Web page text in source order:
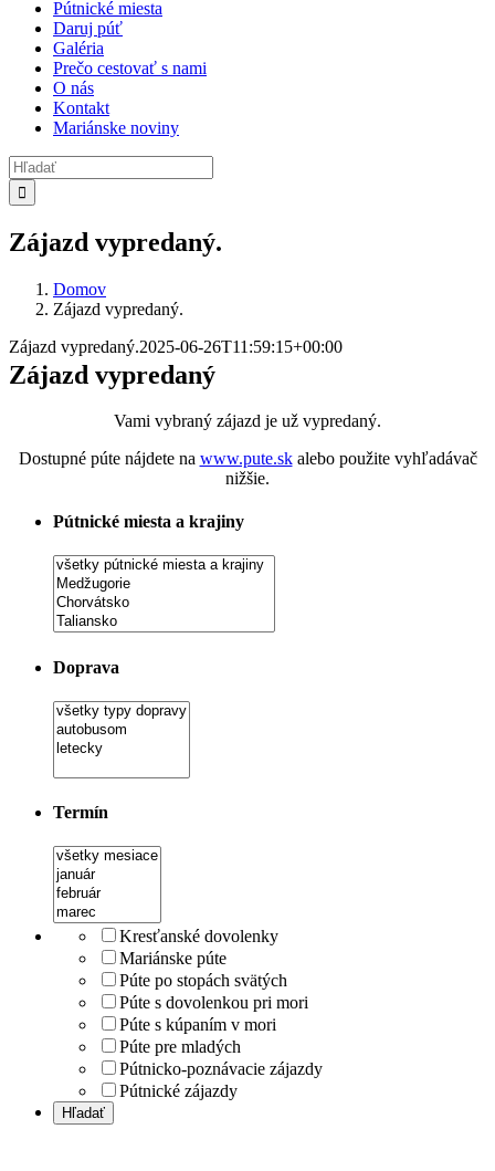
Pútnické miesta
Daruj púť
Galéria
Prečo cestovať s nami
O nás
Kontakt
Mariánske noviny
Search
for:
Zájazd vypredaný.
Domov
Zájazd vypredaný.
Zájazd vypredaný.2025-06-26T11:59:15+00:00
Zájazd vypredaný
Vami vybraný zájazd je už vypredaný.
Dostupné púte nájdete na www.pute.skalebo použite vyhľadávač
nižšie.
Pútnické miesta a krajiny
Doprava
Termín
Kresťanské dovolenky
Mariánske púte
Púte po stopách svätých
Púte s dovolenkou pri mori
Púte s kúpaním v mori
Púte pre mladých
Pútnicko-poznávacie zájazdy
Pútnické zájazdy